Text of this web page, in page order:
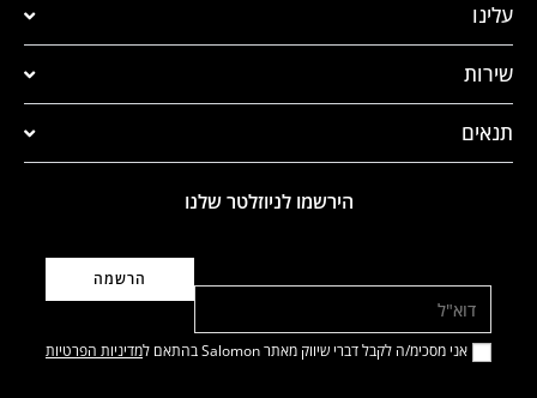
עלינו
שירות
תנאים
הירשמו לניוזלטר שלנו
אני מסכימ/ה לקבל דברי שיווק מאתר Salomon בהתאם ל מדיניות הפרטיות